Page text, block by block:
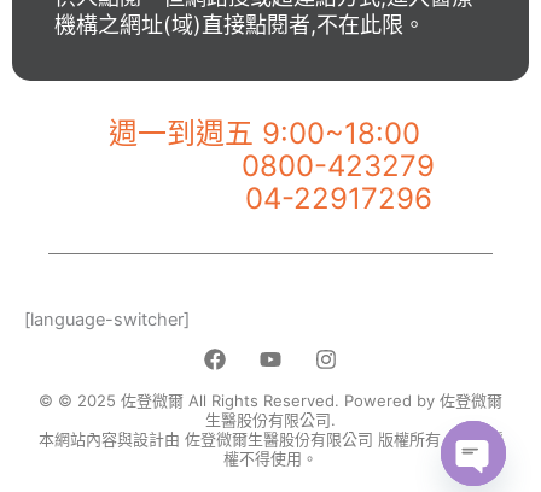
機構之網址(域)直接點閱者,不在此限。
週一到週五 9:00~18:00
0800-423279
04-22917296
[language-switcher]
F
a
c
e
b
o
Y
u
t
u
b
I
n
s
t
a
© © 2025 佐登微爾 All Rights Reserved. Powered by 佐登微爾
生醫股份有限公司.
本網站內容與設計由 佐登微爾生醫股份有限公司 版權所有，未經授
權不得使用。